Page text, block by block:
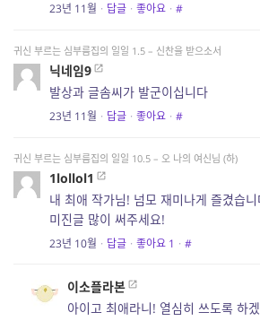
23년 11월 · 답글 · 좋아요 · #
귀신 부르는 심부름집의 일일 1.5 – 신찬을 받으소서
닉네임9
발상과 글솜씨가 발군이십니다
23년 11월 · 답글 · 좋아요 · #
귀신 부르는 심부름집의 일일 10.5 – 오 나의 여신님 (하)
1lollol1
내 최애 작가님! 넘모 재미나게 즐겼습
미진글 많이 써주세요!
23년 10월 · 답글 · 좋아요 1 · #
이소플라본
아이고 최애라니! 열심히 쓰도록 하